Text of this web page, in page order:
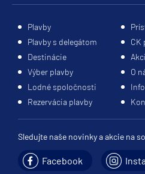
Plavby
Plavby s delegátom
CK
Destinácie
Výber plavby
O
Lodné spoločnosti
Rezervácia plavby
Sledujte naše novinky a akcie na
Facebook